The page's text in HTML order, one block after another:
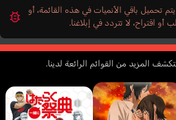
تحميل باقي الأنميات في هذه القائمة، أو
اقتراح، لا تتردد في إبلاغنا.
المزيد من القوائم الرائعة لدينا.